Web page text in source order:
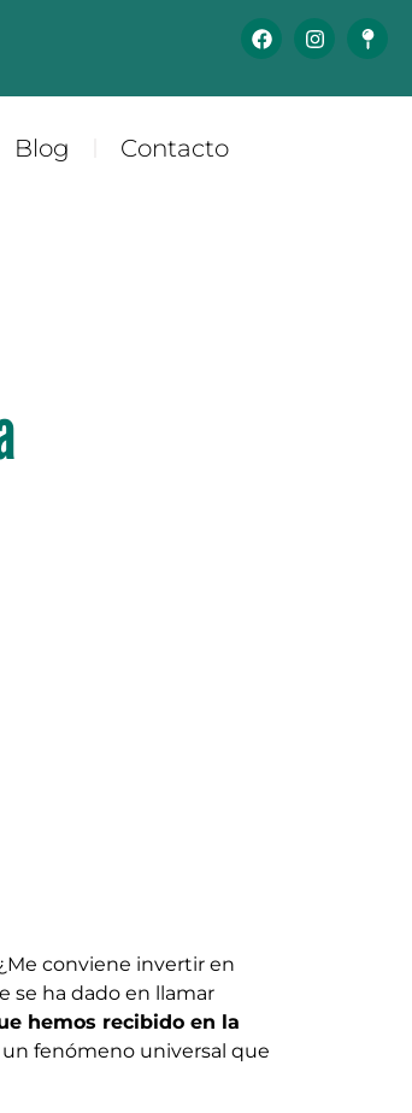
Blog Contacto
conviene invertir en
se ha dado en llamar
hemos recibido en la
un fenómeno universal que